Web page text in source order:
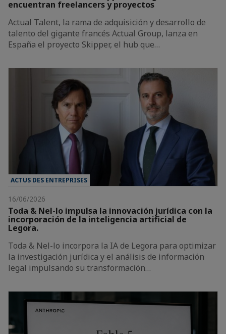
encuentran freelancers y proyectos
Actual Talent, la rama de adquisición y desarrollo de
talento del gigante francés Actual Group, lanza en
España el proyecto Skipper, el hub que…
ACTUS DES ENTREPRISES
16/06/2026
Toda & Nel-lo impulsa la innovación jurídica con la
incorporación de la inteligencia artificial de
Legora.
Toda & Nel-lo incorpora la IA de Legora para optimizar
la investigación jurídica y el análisis de información
legal impulsando su transformación…